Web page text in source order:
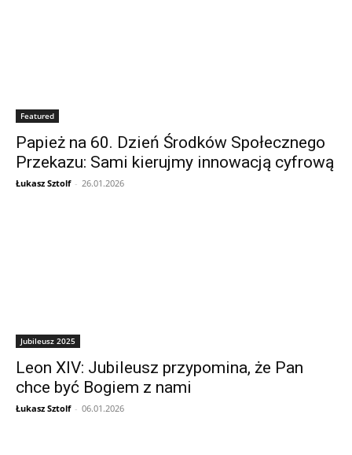
Featured
Papież na 60. Dzień Środków Społecznego
Przekazu: Sami kierujmy innowacją cyfrową
Łukasz Sztolf - 26.01.2026
Jubileusz 2025
Leon XIV: Jubileusz przypomina, że Pan
chce być Bogiem z nami
Łukasz Sztolf - 06.01.2026